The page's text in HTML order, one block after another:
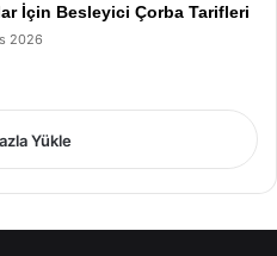
İçin Besleyici Çorba Tarifleri
2026
Yükle